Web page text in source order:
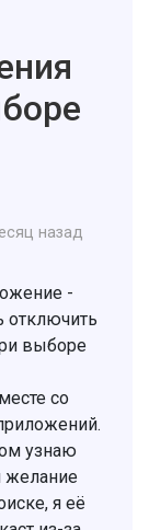
назад
-
отключить
выборе
со
узнаю
желание
я её